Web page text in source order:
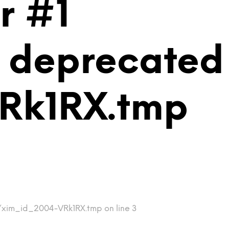
#1
VRk1RX.tmp on line 3